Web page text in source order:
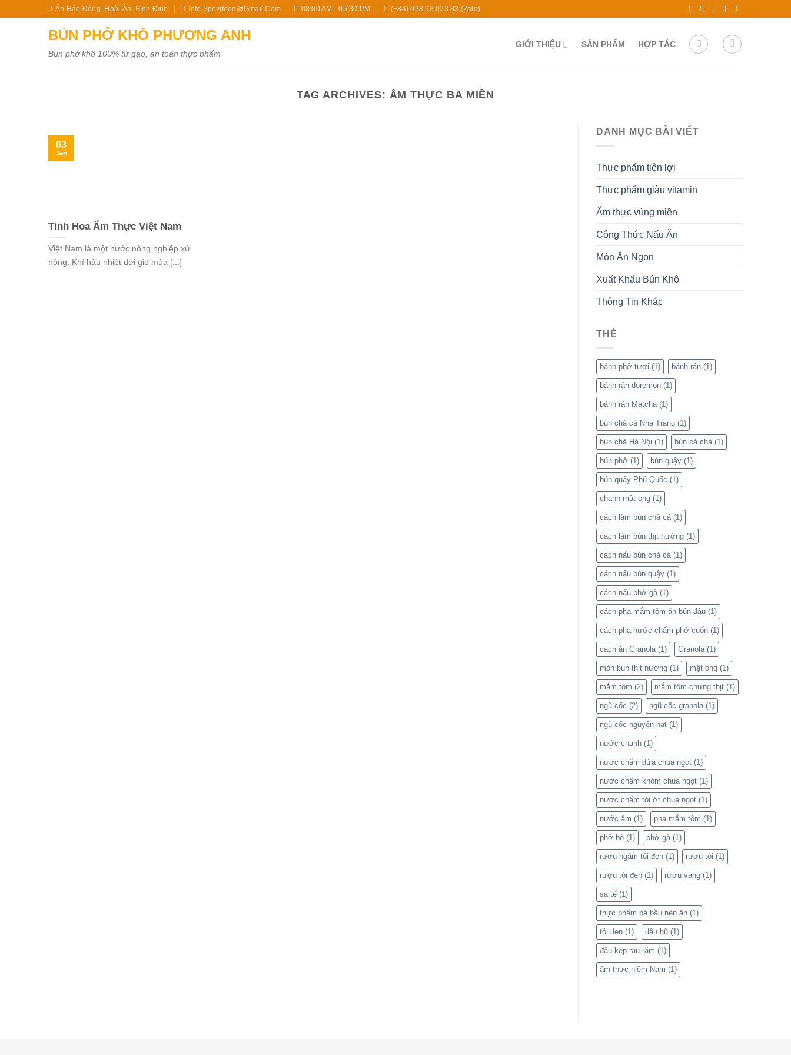
Ân Hảo Đông, Hoài Ân, Bình Định Info.spevifood@gmail.com 08:00 AM - 05:30 PM (+84) 098.98.023.83 (zalo)
BÚN PHỞ KHÔ PHƯƠNG ANH
Bún phở khô 100% từ gạo, an toàn thực phẩm
GIỚI THIỆU SẢN PHẨM HỢP TÁC
TAG ARCHIVES: ẨM THỰC BA MIỀN
Tinh Hoa Ẩm Thực Việt Nam
Việt Nam là một nước nông nghiệp xứ
nóng. Khí hậu nhiệt đới gió mùa [...]
03
Jan
DANH MỤC BÀI VIẾT
Thực phẩm tiện lợi
Thực phẩm giàu vitamin
Ẩm thực vùng miền
Công Thức Nấu Ăn
Món Ăn Ngon
Xuất Khẩu Bún Khô
Thông Tin Khác
THẺ
bánh phở tươi (1) bánh rán (1)
bánh rán doremon (1)
bánh rán Matcha(1)
bún chả cá Nha Trang (1)
bún chả Hà Nội (1) bún cá chả(1)
bún phở (1) bún quậy (1)
bún quậy Phú Quốc (1)
chanh mật ong (1)
cách làm bún chả cá(1)
cách làm bún thịt nướng (1)
cách nấu bún chả cá(1)
cách nấu bún quậy (1)
cách nấu phở gà(1)
cách pha mắm tôm ăn bún đậu (1)
cách pha nước chấm phở cuốn (1)
cách ăn Granola(1) Granola(1)
món bún thịt nướng (1) mật ong (1)
mắm tôm (2) mắm tôm chưng thịt (1)
ngũ cốc (2) ngũ cốc granola(1)
ngũ cốc nguyên hạt (1)
nước chanh (1)
nước chấm dứa chua ngọt (1)
nước chấm khóm chua ngọt (1)
nước chấm tỏi ớt chua ngọt (1)
nước ấm (1) pha mắm tôm (1)
phở bò (1) phở gà(1)
rượu ngâm tỏi đen (1) rượu tỏi (1)
rượu tỏi đen (1) rượu vang (1)
sa tế (1)
thực phẩm bà bầu nên ăn (1)
tỏi đen (1) đậu hũ (1)
đậu kẹp rau răm (1)
ẩm thực niềm Nam (1)